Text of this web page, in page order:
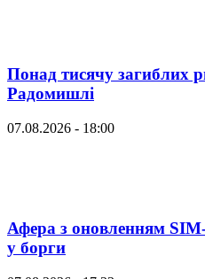
Понад тисячу загиблих
Радомишлі
07.08.2026 - 18:00
Афера з оновленням
у борги